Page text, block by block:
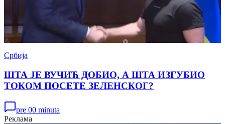
Србија
ШТА ЈЕ ВУЧИЋ ДОБИО, А ШТА ИЗГУБИО
ТОКОМ ПОСЕТЕ ЗЕЛЕНСКОГ?
pre 00 minuta
Реклама